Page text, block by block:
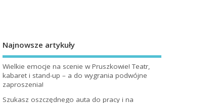
Najnowsze artykuły
Wielkie emocje na scenie w Pruszkowie! Teatr,
kabaret i stand-up – a do wygrania podwójne
zaproszenia!
Szukasz oszczędnego auta do pracy i na